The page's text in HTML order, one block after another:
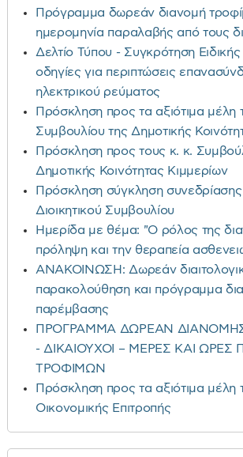
Πρόγραμμα δωρεάν διανομή
ημερομηνία παραλαβής από τους
Δελτίο Τύπου - Συγκρότηση Ειδικής
οδηγίες για περιπτώσεις
ηλεκτρικού ρεύματος
Πρόσκληση προς τα αξιότιμα μέλη
Συμβουλίου της Δημοτικής
Πρόσκληση προς τους κ. κ.
Δημοτικής Κοινότητας Κιμμερίων
Πρόσκληση σύγκληση συνεδρίασης
Διοικητικού Συμβουλίου
Ημερίδα με θέμα: "Ο ρόλος της
πρόληψη και την θεραπεία
ΑΝΑΚΟΙΝΩΣΗ: Δωρεάν
παρακολούθηση και πρόγραμμα
παρέμβασης
ΠΡΟΓΡΑΜΜΑ ΔΩΡΕΑΝ
- ΔΙΚΑΙΟΥΧΟΙ – ΜΕΡΕΣ ΚΑΙ
ΤΡΟΦΙΜΩΝ
Πρόσκληση προς τα αξιότιμα μέλη
Οικονομικής Επιτροπής